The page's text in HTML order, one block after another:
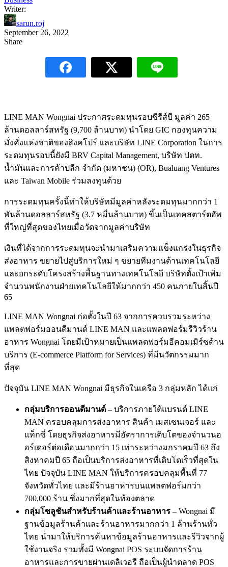
Writer:
sarun.roj
September 26, 2022
Share
LINE MAN Wongnai ประกาศระดมทุนรอบซีรีส์บี มูลค่า 265
ล้านดอลลาร์สหรัฐ (9,700 ล้านบาท) นำโดย GIC กองทุนความ
มั่งคั่งแห่งชาติของสิงคโปร์ และบริษัท LINE Corporation ในการ
ระดมทุนรอบนี้ยังมี BRV Capital Management, บริษัท ปตท.
น้ำมันและการค้าปลีก จำกัด (มหาชน) (OR), Bualuang Ventures
และ Taiwan Mobile ร่วมลงทุนด้วย
การระดมทุนครั้งนี้ทำให้บริษัทมีมูลค่าหลังระดมทุนมากกว่า 1
พันล้านดอลลาร์สหรัฐ (3.7 หมื่นล้านบาท) ขึ้นเป็นเทคสตาร์ตอัพ
ที่ใหญ่ที่สุดของไทยเมื่อวัดจากมูลค่าบริษัท
เงินที่ได้จากการระดมทุนจะนำมาเสริมความแข็งแกร่งในธุรกิจ
ส่งอาหาร ขยายไปสู่บริการใหม่ ๆ ขยายทีมงานด้านเทคโนโลยี
และยกระดับโครงสร้างพื้นฐานทางเทคโนโลยี บริษัทตั้งเป้าเพิ่ม
จำนวนพนักงานฝ่ายเทคโนโลยีให้มากกว่า 450 คนภายในสิ้นปี
65
LINE MAN Wongnai ก่อตั้งในปี 63 จากการควบรวมระหว่าง
แพลตฟอร์มออนดีมานด์ LINE MAN และแพลตฟอร์มรีวิวร้าน
อาหาร Wongnai โดยมีเป้าหมายเป็นแพลตฟอร์มอีคอมเมิร์ซด้าน
บริการ (E-commerce Platform for Services) ที่มีนวัตกรรมมาก
ที่สุด
ปัจจุบัน LINE MAN Wongnai มีธุรกิจในเครือ 3 กลุ่มหลัก ได้แก่
กลุ่มบริการออนดีมานด์ –บริการภายใต้แบรนด์ LINE
MAN ครอบคลุมการส่งอาหาร สินค้า เมสเซนเจอร์ และ
แท็กซี่ โดยธุรกิจส่งอาหารมีอัตราการเติบโตของจำนวนอ
อร์เดอร์ต่อเดือนมากกว่า 15 เท่าระหว่างมกราคมปี 63 ถึง
สิงหาคมปี 65 ถือเป็นบริการส่งอาหารที่เติบโตเร็วที่สุดใน
ไทย ปัจจุบัน LINE MAN ให้บริการครอบคลุมพื้นที่ 77
จังหวัดทั่วไทย และมีร้านอาหารบนแพลตฟอร์มกว่า
700,000 ร้าน ซึ่งมากที่สุดในท้องตลาด
กลุ่มโซลูชันสำหรับร้านค้าและร้านอาหาร –Wongnai มี
ฐานข้อมูลร้านค้าและร้านอาหารมากกว่า 1 ล้านร้านทั่ว
ไทย นำมาให้บริการค้นหาข้อมูลร้านอาหารและรีวิวจากผู้
ใช้งานจริง รวมทั้งมี Wongnai POS ระบบจัดการร้าน
อาหารและการขายผ่านเดลิเวอรี ถือเป็นผู้นำตลาด POS